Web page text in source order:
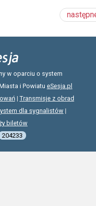
w oparciu o system
i Powiatu eSesja.pl
| Transmisje z obrad
dla sygnalistów |
biletów
204233